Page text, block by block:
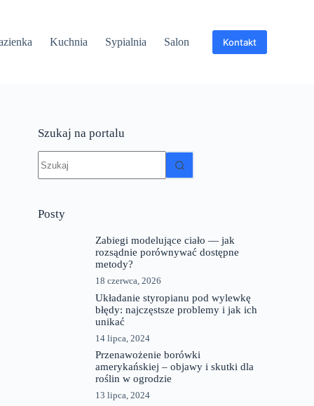
Kuchnia Sypialnia Salon Kontakt
Szukaj na portalu
wyników
Posty
Zabiegi modelujące ciało — jak
rozsądnie porównywać dostępne
metody?
18 czerwca, 2026
Układanie styropianu pod wylewkę
błędy: najczęstsze problemy i jak ich
unikać
14 lipca, 2024
Przenawożenie borówki
amerykańskiej – objawy i skutki dla
roślin w ogrodzie
13 lipca, 2024